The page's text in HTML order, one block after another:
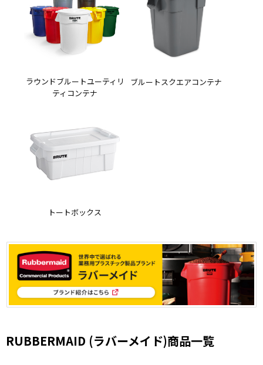
ラウンドブルートユーティリ
ティコンテナ
ブルートスクエアコンテナ
トートボックス
RUBBERMAID (ラバーメイド)商品一覧